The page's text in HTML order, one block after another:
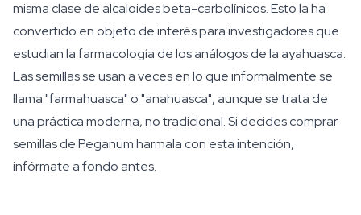
misma clase de alcaloides beta-carbolínicos. Esto la ha
convertido en objeto de interés para investigadores que
estudian la farmacología de los análogos de la ayahuasca.
Las semillas se usan a veces en lo que informalmente se
llama "farmahuasca" o "anahuasca", aunque se trata de
una práctica moderna, no tradicional. Si decides comprar
semillas de Peganum harmala con esta intención,
infórmate a fondo antes.